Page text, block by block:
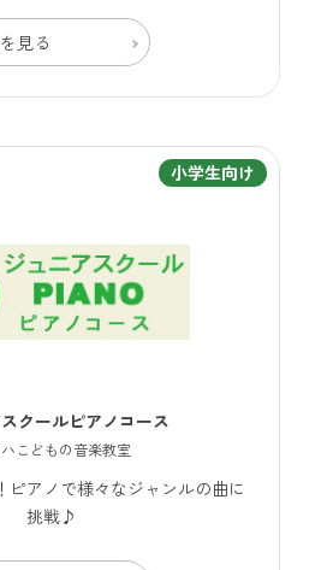
見る
小学生向け
クールピアノコース
こどもの音楽教室
ピアノで様々なジャンルの曲に
挑戦♪